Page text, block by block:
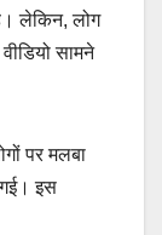
लेकिन, लोग
सामने
पर मलबा
गई। इस